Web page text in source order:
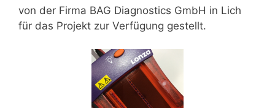
von der Firma BAG Diagnostics GmbH in Lich
für das Projekt zur Verfügung gestellt.